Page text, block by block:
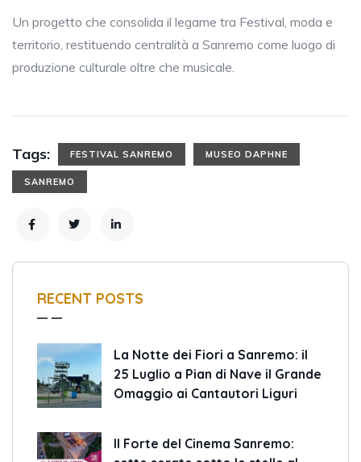
Un progetto che consolida il legame tra Festival, moda e
territorio, restituendo centralità a Sanremo come luogo di
produzione culturale oltre che musicale.
Tags: FESTIVAL SANREMO MUSEO DAPHNE
SANREMO
RECENT POSTS
La Notte dei Fiori a Sanremo: il
25 Luglio a Pian di Nave il Grande
Omaggio ai Cantautori Liguri
Il Forte del Cinema Sanremo: